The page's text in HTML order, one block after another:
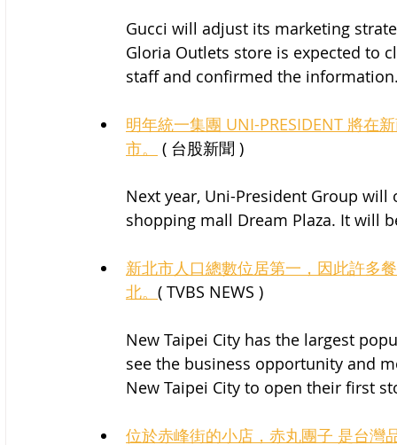
Gucci will adjust its marketing
Gloria Outlets store is expected to
staff and confirmed the
明年統一集團 UNI-PRESIDENT 將在
市。
( 台股新聞 )
Next year, Uni-President Group
shopping mall Dream Plaza. It will
新北市人口總數位居第一，因此許多
北。 ( TVBS NEWS )
New Taipei City has the largest
see the business opportunity and
New Taipei City to open their first
位於赤峰街的小店，赤丸團子 是台灣